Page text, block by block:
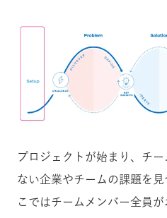
プロジェクトが始まり、チ
ない企業やチームの課題を
こではチームメンバー全員